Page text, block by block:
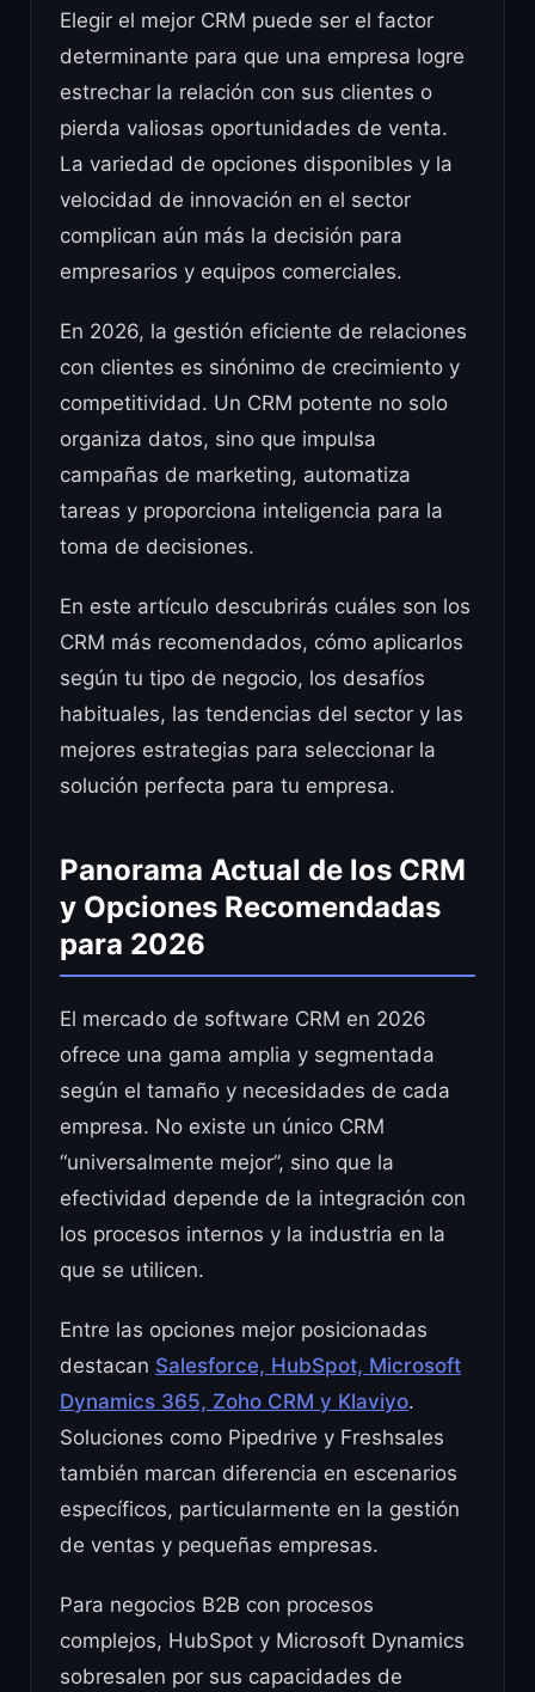
Elegir el mejor CRM puede ser el factor
determinante para que una empresa logre
estrechar la relación con sus clientes o
pierda valiosas oportunidades de venta.
La variedad de opciones disponibles y la
velocidad de innovación en el sector
complican aún más la decisión para
empresarios y equipos comerciales.
En 2026, la gestión eficiente de relaciones
con clientes es sinónimo de crecimiento y
competitividad. Un CRM potente no solo
organiza datos, sino que impulsa
campañas de marketing, automatiza
tareas y proporciona inteligencia para la
toma de decisiones.
En este artículo descubrirás cuáles son los
CRM más recomendados, cómo aplicarlos
según tu tipo de negocio, los desafíos
habituales, las tendencias del sector y las
mejores estrategias para seleccionar la
solución perfecta para tu empresa.
Panorama Actual de los CRM
y Opciones Recomendadas
para 2026
El mercado de software CRM en 2026
ofrece una gama amplia y segmentada
según el tamaño y necesidades de cada
empresa. No existe un único CRM
“universalmente mejor”, sino que la
efectividad depende de la integración con
los procesos internos y la industria en la
que se utilicen.
Entre las opciones mejor posicionadas
destacan Salesforce, HubSpot, Microsoft
Dynamics 365, Zoho CRM y Klaviyo.
Soluciones como Pipedrive y Freshsales
también marcan diferencia en escenarios
específicos, particularmente en la gestión
de ventas y pequeñas empresas.
Para negocios B2B con procesos
complejos, HubSpot y Microsoft Dynamics
sobresalen por sus capacidades de